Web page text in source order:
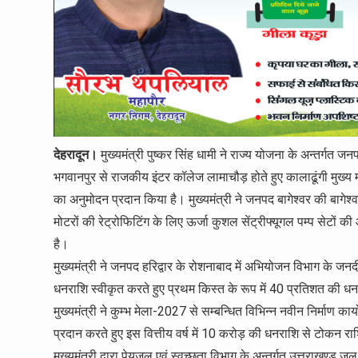
देहरादून। मुख्यमंत्री पुष्कर सिंह धामी ने राज्य योजना के अन्तर्गत
भगवानपुर से राजकीय इंटर कॉलेज लामाचौड़ होते हुए कालाढूंगी
का अनुमोदन प्रदान किया है। मुख्यमंत्री ने जनपद बागेश्वर की
मोटरों की रेट्रोफिटिंग के लिए ऊर्जा कुशल सेंट्रीफ्यूगल पम्प सेटों
है।
मुख्यमंत्री ने जनपद हरिद्वार के रोशनाबाद में अभियोजन विभाग के
धनराशि स्वीकृत करते हुए प्रथम किस्त के रूप में 40 प्रतिशत की
मुख्यमंत्री ने कुम्भ मेला-2027 से सम्बन्धित विभिन्न नवीन निर्माण
प्रदान करते हुए इस वित्तीय वर्ष में 10 करोड़ की धनराशि से टोकन